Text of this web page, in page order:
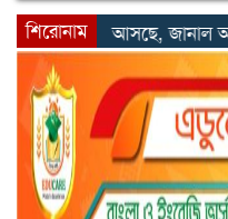
শিরোনাম
আবহাওয়া অফিস ◈ নানা